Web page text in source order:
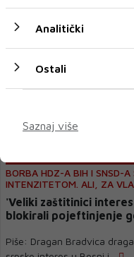
BORBA HDZ-A BIH I SNSD-A
INTENZITETOM. ALI, ZA
'Veliki zaštitinici
blokirali pojeftinjenje
Piše: Dragan Bradvica
Analitički
Ostali
Saznaj više